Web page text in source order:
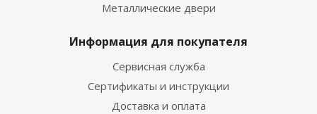
Металлические двери
Информация для покупателя
Сервисная служба
Сертификаты и инструкции
Доставка и оплата